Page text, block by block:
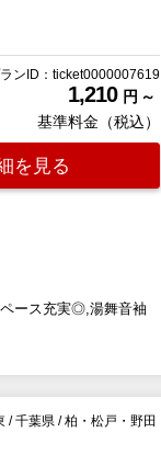
ンID：ticket0000007619
1,210 円 ～
基準料金（税込）
を見る
ース充実◎,湯舞音袖
/ 千葉県 / 柏・松戸・野田